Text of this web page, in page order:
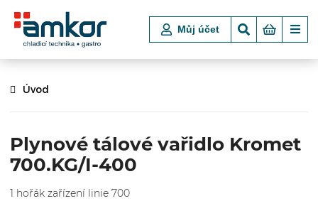
Můj účet
Úvod
Plynové tálové vařidlo Kromet
700.KG/I-400
1 hořák zařízení linie 700